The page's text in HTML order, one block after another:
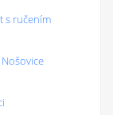
s ručením